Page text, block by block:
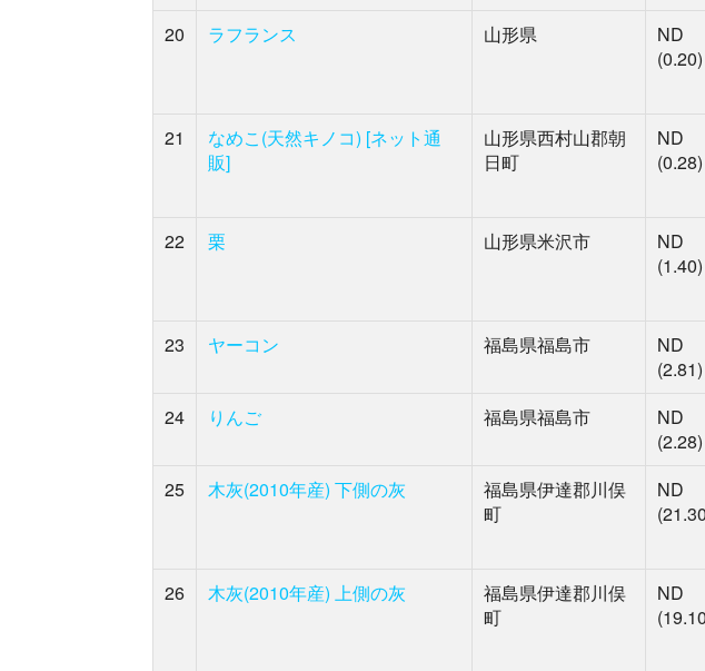
20
ラフランス 山形県
ND
(0.20)
21
なめこ(天然キノコ) [ネット通
販]
山形県西村山郡朝
日町
ND
(0.28)
22
栗 山形県米沢市
ND
(1.40)
23
ヤーコン 福島県福島市
ND
(2.81)
24
りんご 福島県福島市
ND
(2.28)
25
木灰(2010年産) 下側の灰
福島県伊達郡川俣
町
ND
26
木灰(2010年産) 上側の灰
福島県伊達郡川俣
町
ND